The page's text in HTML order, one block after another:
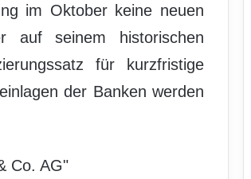
im Oktober keine neuen
auf seinem historischen
für kurzfristige
der Banken werden